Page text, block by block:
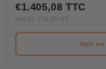
(225 à 475 mm). Hauteur
besoins de bâtiments
€1.405,08 TTC
soit €1.170,90 HT
Voir